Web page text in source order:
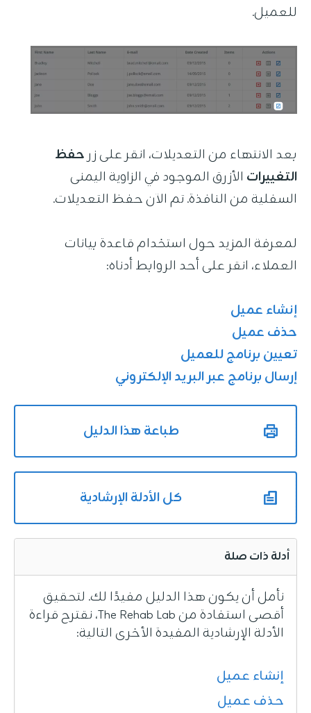
للعميل.
بعد الانتهاء من التعديلات، انقر على زرحفظ
التغييرات الأزرق الموجود في الزاوية اليمنى
السفلية من النافذة. تم الآن حفظ التعديلات.
لمعرفة المزيد حول استخدام قاعدة بيانات
العملاء، انقر على أحد الروابط أدناه:
إنشاء عميل
حذف عميل
تعيين برنامج للعميل
إرسال برنامج عبر البريد الإلكتروني
طباعة هذا الدليل
كل الأدلة الإرشادية
أدلة ذات صلة
نأمل أن يكون هذا الدليل مفيدًا لك. لتحقيق
أقصى استفادة من The Rehab Lab، نقترح قراءة
الأدلة الإرشادية المفيدة الأخرى التالية:
إنشاء عميل
حذف عميل